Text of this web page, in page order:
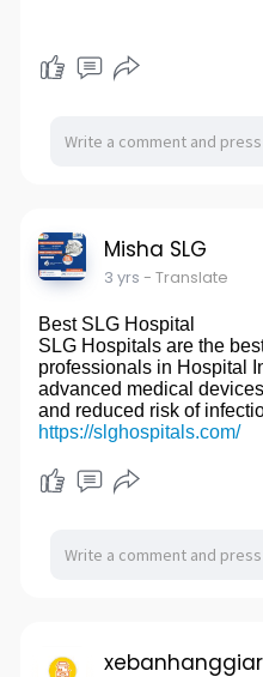
Misha SLG
3 yrs - Translate
Best SLG Hospital
SLG Hospitals are the
professionals in Hospital
advanced medical
and reduced risk of
https://slghospitals.com/